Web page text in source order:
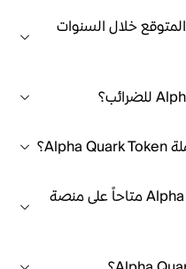
ما هو سعر Alpha Quark Token المتوقع خلال السنوات
متى سيكون تداول Alpha Quark Token متاحاً على منصة